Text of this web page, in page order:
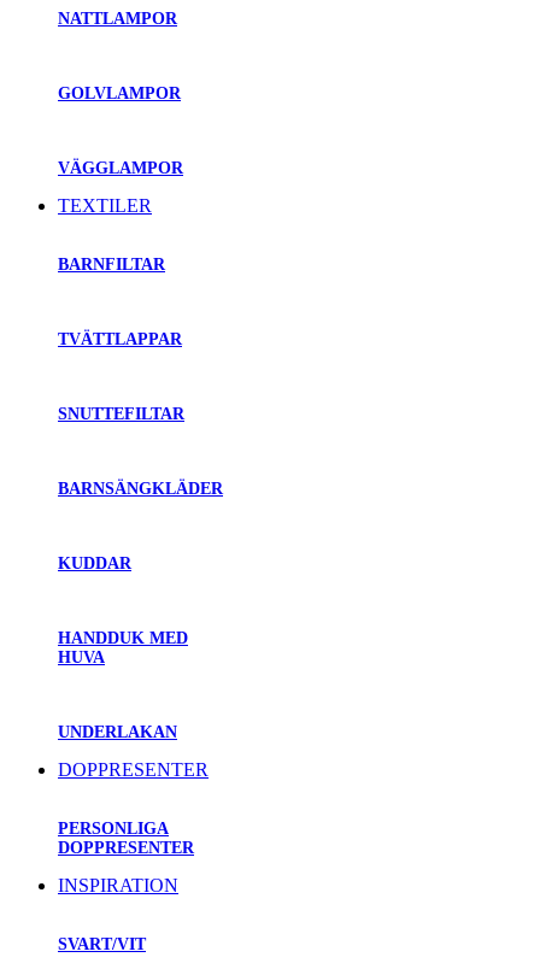
NATTLAMPOR
GOLVLAMPOR
VÄGGLAMPOR
TEXTILER
BARNFILTAR
TVÄTTLAPPAR
SNUTTEFILTAR
BARNSÄNGKLÄDER
KUDDAR
HANDDUK MED
HUVA
UNDERLAKAN
DOPPRESENTER
PERSONLIGA
DOPPRESENTER
INSPIRATION
SVART/VIT